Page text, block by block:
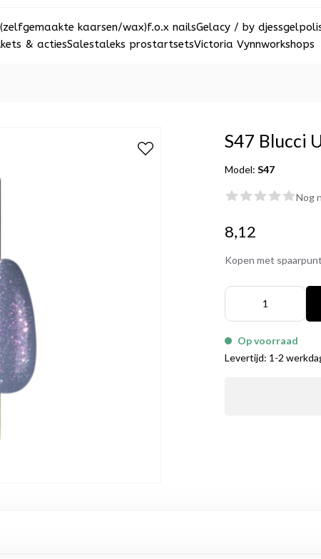
kaarsen/wax)f.o.x nailsGelacy / by djess
& actiesSalestaleks prostartsetsVictoria Vynnworkshops
S47 Blucci
Model:S47
Nog
8,12
Kopen met
Op voorraad
Levertijd: 1-2